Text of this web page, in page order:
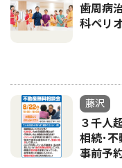
歯周病
科ペリ
藤沢
３千人
相続･
事前予